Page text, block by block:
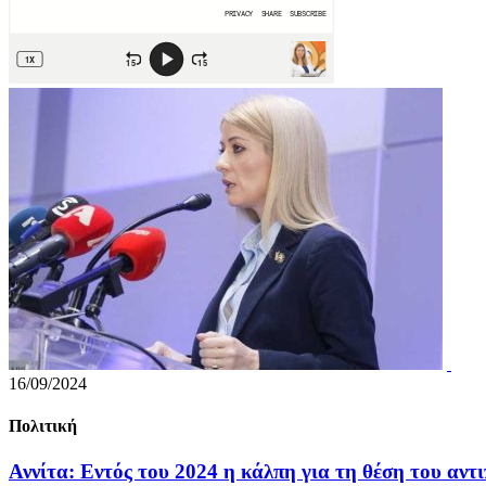
16/09/2024
Πολιτική
Αννίτα: Εντός του 2024 η κάλπη για τη θέση του